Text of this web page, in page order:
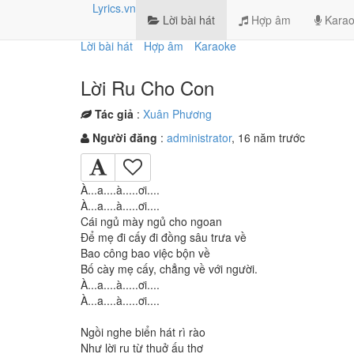
Lyrics.vn
Lời bài hát Hợp âm
Lời bài hát
Hợp âm Karaoke
Lời Ru Cho Con
Tác giả : Xuân Phương
Người đăng : administrator, 16 năm trước
À...a....à.....ơi....
À...a....à.....ơi....
Cái ngủ mày ngủ cho ngoan
Để mẹ đi cấy đi đồng sâu trưa về
Bao công bao việc bộn về
Bố cày mẹ cấy, chẳng về với người.
À...a....à.....ơi....
À...a....à.....ơi....
Ngồi nghe biển hát rì rào
Như lời ru từ thuở ấu thơ